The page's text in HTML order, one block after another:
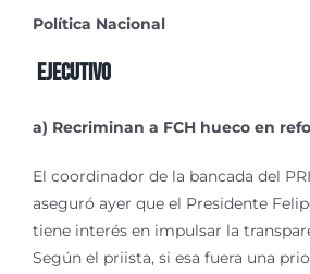
Política Nacional
Ejecutivo
a) Recriminan a FCH hueco en
El coordinador de la bancada del
aseguró ayer que el Presidente
tiene interés en impulsar la
Según el priista, si esa fuera una